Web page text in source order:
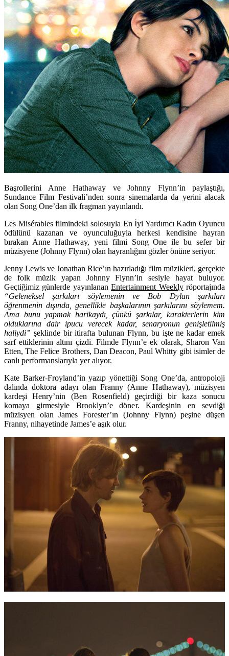
Başrollerini Anne Hathaway ve Johnny Flynn’in paylaştığı,
Sundance Film Festivali’nden sonra sinemalarda da yerini alacak
olan Song One’dan ilk fragman yayınlandı.
Les Misérablesfilmindeki solosuyla En İyi Yardımcı Kadın Oyuncu
ödülünü kazanan ve oyunculuğuyla herkesi kendisine hayran
bırakan Anne Hathaway, yeni filmi Song One ile bu sefer bir
müzisyene (Johnny Flynn) olan hayranlığını gözler önüne seriyor.
Jenny Lewis ve Jonathan Rice’ın hazırladığı film müzikleri, gerçekte
de folk müzik yapan Johnny Flynn’in sesiyle hayat buluyor.
Geçtiğimiz günlerde yayınlananEntertainment Weeklyröportajında
“Geleneksel şarkıları söylemenin ve Bob Dylan şarkıları
öğrenmenin dışında, genellikle başkalarının şarkılarını söylemem.
Ama bunu yapmak harikaydı, çünkü şarkılar, karakterlerin kim
olduklarına dair ipucu verecek kadar, senaryonun genişletilmiş
haliydi” şeklinde bir itirafta bulunan Flynn, bu işte ne kadar emek
sarf ettiklerinin altını çizdi. Filmde Flynn’e ek olarak, Sharon Van
Etten, The Felice Brothers, Dan Deacon, Paul Whitty gibi isimler de
canlı performanslarıyla yer alıyor.
Kate Barker-Froyland’in yazıp yönettiği Song One’da, antropoloji
dalında doktora adayı olan Franny (Anne Hathaway), müzisyen
kardeşi Henry’nin (Ben Rosenfield) geçirdiği bir kaza sonucu
komaya girmesiyle Brooklyn’e döner. Kardeşinin en sevdiği
müzisyen olan James Forester’ın (Johnny Flynn) peşine düşen
Franny, nihayetinde James’e aşık olur.